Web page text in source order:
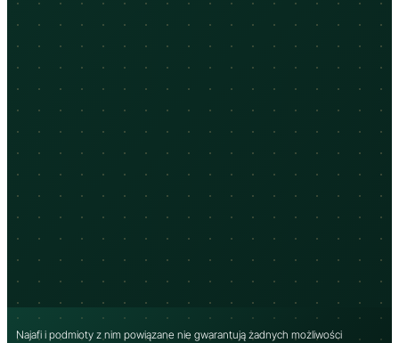
Najafi i podmioty z nim powiązane nie gwarantują żadnych możliwości